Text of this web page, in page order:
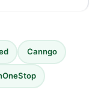
Canngo